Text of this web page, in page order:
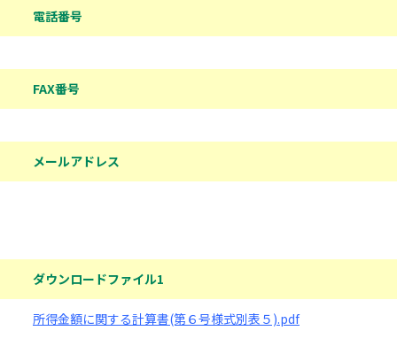
電話番号
FAX番号
メールアドレス
ダウンロードファイル1
所得金額に関する計算書(第６号様式別表５).pdf